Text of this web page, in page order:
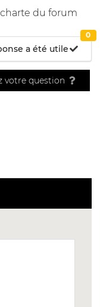
charte du forum
a été utile
0
votre question